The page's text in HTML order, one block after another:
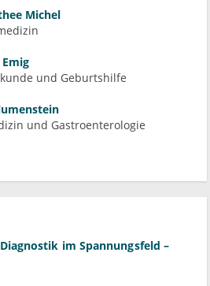
Michel
und Geburtshilfe
und Gastroenterologie
im Spannungsfeld –